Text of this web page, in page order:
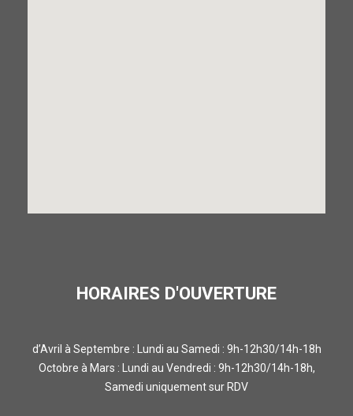
HORAIRES D'OUVERTURE
d’Avril à Septembre : Lundi au Samedi : 9h-12h30/14h-18h
Octobre à Mars : Lundi au Vendredi : 9h-12h30/14h-18h,
Samedi uniquement sur RDV